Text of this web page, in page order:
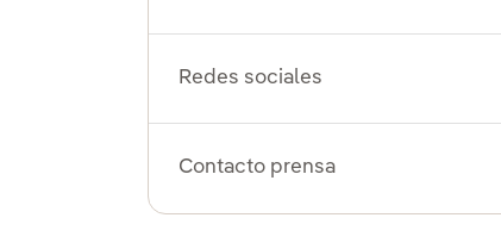
Redes sociales
Contacto prensa